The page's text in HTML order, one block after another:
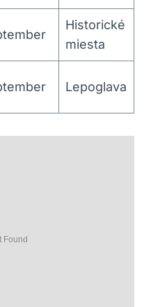
Historické
miesta
Lepoglava